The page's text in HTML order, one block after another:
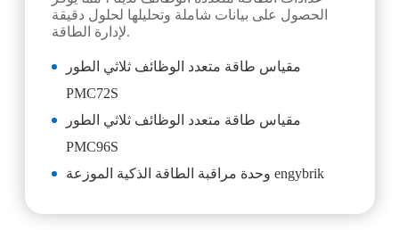
الحصول على بيانات شاملة وتحليلها لحلول دقيقة
لإدارة الطاقة.
مقياس طاقة متعدد الوظائف ثلاثي الطور
PMC72S
مقياس طاقة متعدد الوظائف ثلاثي الطور
PMC96S
وحدة مراقبة الطاقة الذكية الموزعة engybrik